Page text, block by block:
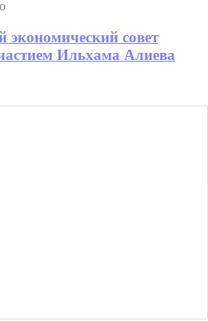
совет
Ильхама Алиева